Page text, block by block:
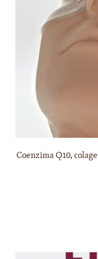
Coenzima Q10,